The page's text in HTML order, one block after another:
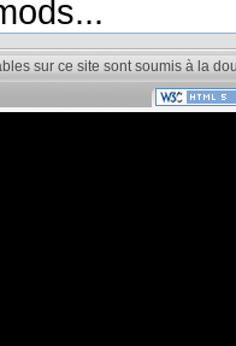
sur ce site sont soumis à la